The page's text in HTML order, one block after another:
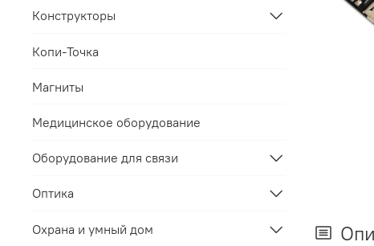
Конструкторы
Копи-Точка
Магниты
Медицинское оборудование
Оборудование для связи
Оптика
Охрана и умный дом